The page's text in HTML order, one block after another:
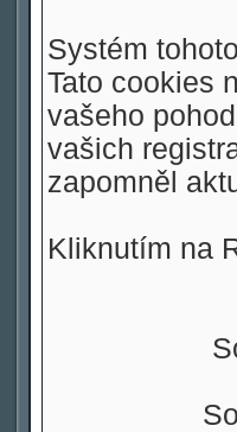
Systém
Tato cookies
vašeho
vašich
zapomněl
Kliknutím na